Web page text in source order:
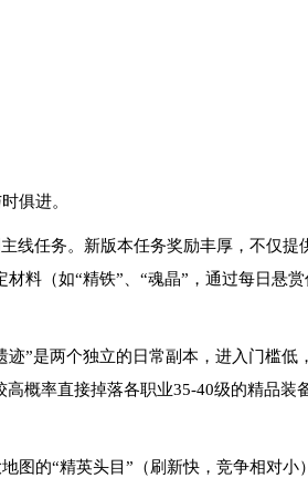
俱进。
线任务。新版本任务奖励丰厚，不仅提
料（如“精铁”、“魂晶”，通过每日悬
”是两个独立的日常副本，进入门槛低
概率直接掉落各职业35-40级的精品装
图的“精英头目”（刷新快，竞争相对小